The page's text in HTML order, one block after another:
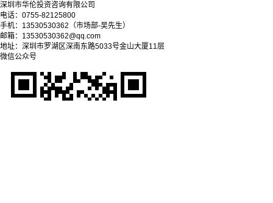
深圳市华伦投资咨询有限公司
电话：0755-82125800
手机：13530530362（市场部-吴先生）
邮箱：13530530362@qq.com
地址：深圳市罗湖区深南东路5033号金山大厦11层
微信公众号